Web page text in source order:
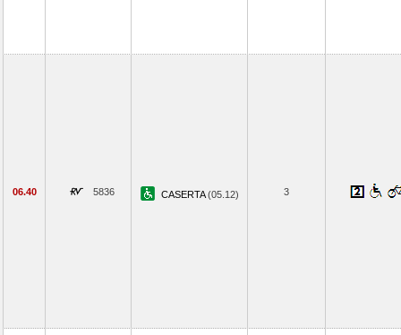
06.40 5836 CASERTA(05.12) 3